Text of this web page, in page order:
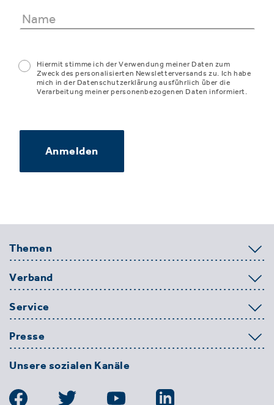
Hiermit stimme ich der Verwendung meiner Daten zum
Zweck des personalisierten Newsletterversands zu. Ich habe
mich in der Datenschutzerklärung ausführlich über die
Verarbeitung meiner personenbezogenen Daten informiert.
Anmelden
Themen
Verband
Service
Presse
Unsere sozialen Kanäle